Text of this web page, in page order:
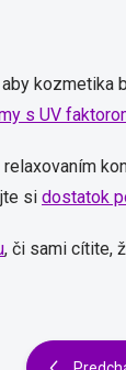
kozmetika
s UV
si dostatok
, či sami cítite,